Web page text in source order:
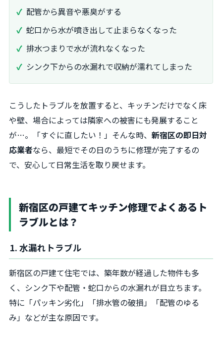
配管から異音や悪臭がする
蛇口から水が噴き出して止まらなくなった
排水つまりで水が流れなくなった
シンク下からの水漏れで収納が濡れてしまった
こうしたトラブルを放置すると、キッチンだけでなく床
や壁、場合によっては隣家への被害にも発展すること
が…。「すぐに直したい！」そんな時、 新宿区の即日対
応業者なら、最短でその日のうちに修理が完了するの
で、安心して日常生活を取り戻せます。
新宿区の戸建てキッチン修理でよくあるト
ラブルとは？
1. 水漏れトラブル
新宿区の戸建て住宅では、築年数が経過した物件も多
く、シンク下や配管・蛇口からの水漏れが目立ちます。
特に「パッキン劣化」「排水管の破損」「配管のゆる
み」などが主な原因です。